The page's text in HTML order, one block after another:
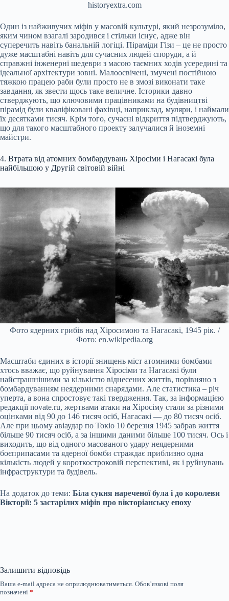
historyextra.com
Один із найживучих міфів у масовій культурі, який незрозуміло,
яким чином взагалі зародився і стільки існує, адже він
суперечить навіть банальній логіці. Піраміди Гізи – це не просто
дуже масштабні навіть для сучасних людей споруди, а й
справжні інженерні шедеври з масою таємних ходів усередині та
ідеальної архітектури зовні. Малоосвічені, змучені постійною
тяжкою працею раби були просто не в змозі виконати таке
завдання, як звести щось таке величне. Історики давно
стверджують, що ключовими працівниками на будівництві
пірамід були кваліфіковані фахівці, наприклад, муляри, і наймали
їх десятками тисяч. Крім того, сучасні відкриття підтверджують,
що для такого масштабного проекту залучалися й іноземні
майстри.
4. Втрата від атомних бомбардувань Хіросіми і Нагасакі була
найбільшою у Другій світовій війні
Фото ядерних грибів над Хіросимою та Нагасакі, 1945 рік. /
Фото: en.wikipedia.org
Масштаби єдиних в історії знищень міст атомними бомбами
хтось вважає, що руйнування Хіросіми та Нагасакі були
найстрашнішими за кількістю віднесених життів, порівняно з
бомбардуванням неядерними снарядами. Але статистика – річ
уперта, а вона спростовує такі твердження. Так, за інформацією
редакції novate.ru, жертвами атаки на Хіросіму стали за різними
оцінками від 90 до 146 тисяч осіб, Нагасакі — до 80 тисяч осіб.
Але при цьому авіаудар по Токіо 10 березня 1945 забрав життя
більше 90 тисяч осіб, а за іншими даними більше 100 тисяч. Ось і
виходить, що від одного масованого удару неядерними
боєприпасами та ядерної бомби страждає приблизно одна
кількість людей у короткостроковій перспективі, як і руйнувань
інфраструктури та будівель.
На додаток до теми: Біла сукня нареченої була і до королеви
Вікторії: 5 застарілих міфів про вікторіанську епоху
Залишити відповідь
Ваша e-mail адреса не оприлюднюватиметься. Обов’язкові поля
позначені *